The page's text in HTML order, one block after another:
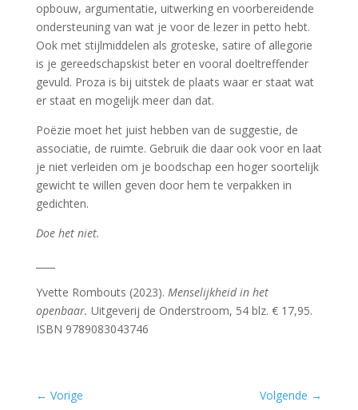
opbouw, argumentatie, uitwerking en voorbereidende
ondersteuning van wat je voor de lezer in petto hebt.
Ook met stijlmiddelen als groteske, satire of allegorie
is je gereedschapskist beter en vooral doeltreffender
gevuld. Proza is bij uitstek de plaats waar er staat wat
er staat en mogelijk meer dan dat.
Poëzie moet het juist hebben van de suggestie, de
associatie, de ruimte. Gebruik die daar ook voor en laat
je niet verleiden om je boodschap een hoger soortelijk
gewicht te willen geven door hem te verpakken in
gedichten.
Doe het niet.
Yvette Rombouts (2023). Menselijkheid in het
openbaar. Uitgeverij de Onderstroom, 54 blz. € 17,95.
ISBN 9789083043746
← Vorige Volgende →